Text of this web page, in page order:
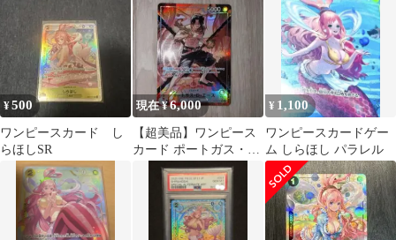
¥500
ワンピースカード し
らほしSR
現在 ¥6,000
【超美品】ワンピース
カード ポートガス・
D・エース リーパラ
決戦の刻 おまけ付
¥ 1,100
ワンピースカードゲー
ム しらほし パラレル